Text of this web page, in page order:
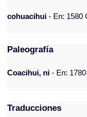
cohuacihui- En: 1580
Paleografía
Coacihui, ni - En:
Traducciones